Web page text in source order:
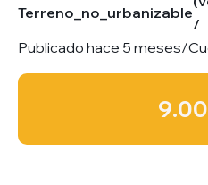
Terreno_no_urbanizable
/
Publicado hace 5 meses/